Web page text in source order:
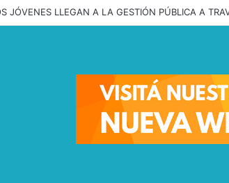
JÓVENES LLEGAN A LA GESTIÓN PÚBLICA A